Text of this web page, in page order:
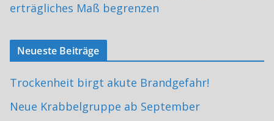
erträgliches Maß begrenzen
Neueste Beiträge
Trockenheit birgt akute Brandgefahr!
Neue Krabbelgruppe ab September